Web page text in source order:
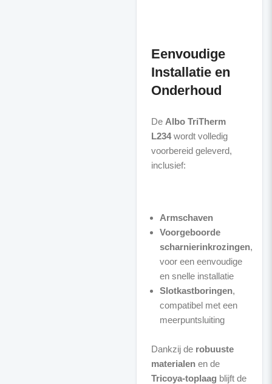
Eenvoudige
Installatie en
Onderhoud
De Albo TriTherm
L234wordt volledig
voorbereid geleverd,
inclusief:
Armschaven
Voorgeboorde
scharnierinkrozingen,
voor een eenvoudige
en snelle installatie
Slotkastboringen,
compatibel met een
meerpuntsluiting
Dankzij de robuuste
materialenen de
Tricoya-toplaag blijft de